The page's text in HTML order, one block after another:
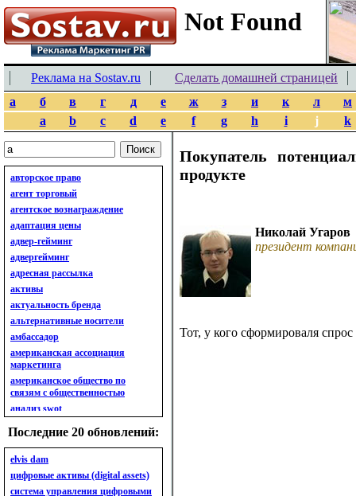
Реклама на Sostav.ru
Сделать домашней страницей
а
б в г д е ж з и к л
м
a
b c d e f g h i j k
авторское право
агент торговый
агентское вознаграждение
адаптация цены
адвер-гейминг
адвергейминг
адресная рассылка
активы
актуальность бренда
альтернативные носители
амбассадор
американская ассоциация
маркетинга
американское общество по
связям с общественностью
анализ swot
анализ бизнес-портфеля
анализ имиджа
анализ кластерный
анализ конкурентов
Последние 20 обновлений:
elvis dam
цифровые активы (digital assets)
система управления цифровыми
Покупатель
продукте
Николай Угаров
президент
Тот, у кого сформироваля